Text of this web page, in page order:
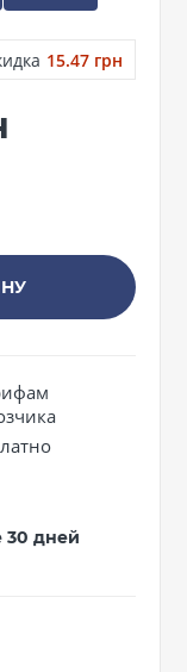
15.47 грн
30 дней